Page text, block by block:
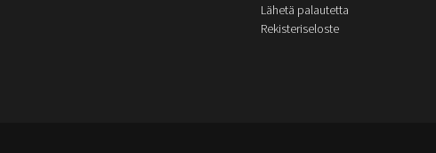
Lähetä palautetta
Rekisteriseloste